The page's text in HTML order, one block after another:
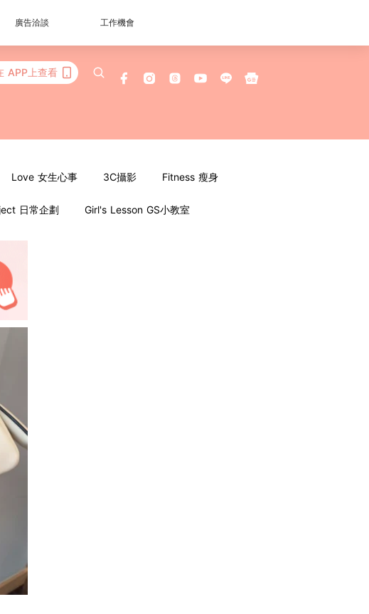
廣告洽談 工作機會
APP上查看
Love 女生心事 3C攝影 Fitness 瘦身
日常企劃 Girl's Lesson GS小教室